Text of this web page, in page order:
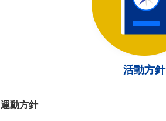
活動方針
運動方針